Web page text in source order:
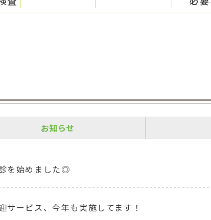
お知らせ
を始めました◎
サービス、今年も実施してます！